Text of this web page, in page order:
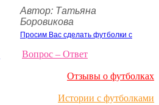
Вопрос – Ответ
Отзывы о футболках
Истории с футболками
Автор: Татьяна
Боровикова
Просим Вас сделать футболки с